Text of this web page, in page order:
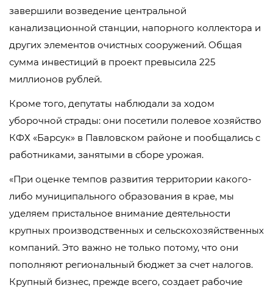
завершили возведение центральной
канализационной станции, напорного коллектора и
других элементов очистных сооружений. Общая
сумма инвестиций в проект превысила 225
миллионов рублей.
Кроме того, депутаты наблюдали за ходом
уборочной страды: они посетили полевое хозяйство
КФХ «Барсук» в Павловском районе и пообщались с
работниками, занятыми в сборе урожая.
«При оценке темпов развития территории какого-
либо муниципального образования в крае, мы
уделяем пристальное внимание деятельности
крупных производственных и сельскохозяйственных
компаний. Это важно не только потому, что они
пополняют региональный бюджет за счет налогов.
Крупный бизнес, прежде всего, создает рабочие